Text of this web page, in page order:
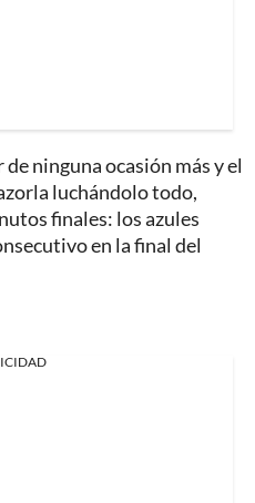
ninguna ocasión más y el
luchándolo todo,
finales: los azules
en la final del